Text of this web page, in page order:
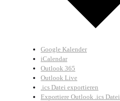
Google Kalender
iCalendar
Outlook 365
Outlook Live
.ics Datei exportieren
Exportiere Outlook .ics Datei